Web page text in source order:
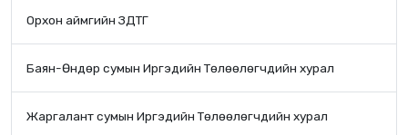
Орхон аймгийн ЗДТГ
Баян-Өндөр сумын Иргэдийн Төлөөлөгчдийн хурал
Жаргалант сумын Иргэдийн Төлөөлөгчдийн хурал